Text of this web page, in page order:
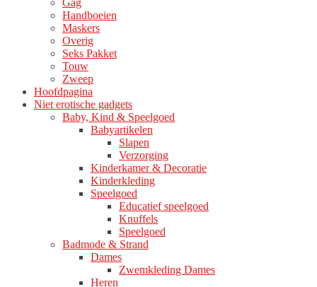
Handboeien
Maskers
Overig
Seks Pakket
Touw
Zweep
Hoofdpagina
Niet erotische gadgets
Baby, Kind & Speelgoed
Babyartikelen
Slapen
Verzorging
Kinderkamer & Decoratie
Kinderkleding
Speelgoed
Educatief speelgoed
Knuffels
Speelgoed
Badmode & Strand
Dames
Zwemkleding Dames
Heren